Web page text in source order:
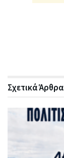
ΣχετικάΆρθρα